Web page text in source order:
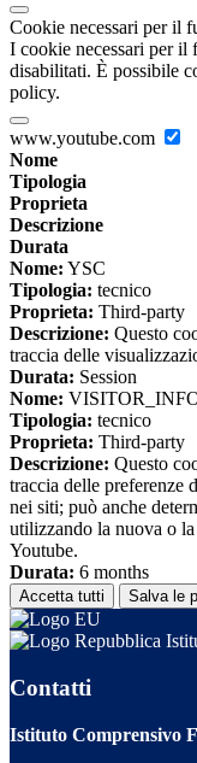
Cookie necessari per il
I cookie necessari per il
disabilitati. È possibile
policy.
www.youtube.com
Nome
Tipologia
Proprieta
Descrizione
Durata
Nome: YSC
Tipologia: tecnico
Proprieta: Third-party
Descrizione: Questo
traccia delle
Durata: Session
Nome:
Tipologia: tecnico
Proprieta: Third-party
Descrizione: Questo
traccia delle preferenze
nei siti; può anche
utilizzando la nuova o
Youtube.
Durata: 6 months
Accetta tutti Salva le
Contatti
Istituto Comprensivo